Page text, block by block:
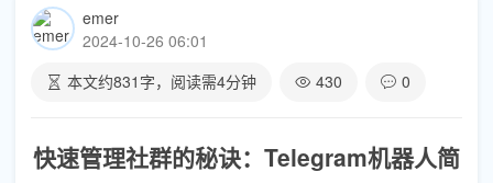
emer
2024-10-26 06:01
本文约831 字，阅读需4分钟 430 0
快速管理社群的秘诀：Telegram机器人简